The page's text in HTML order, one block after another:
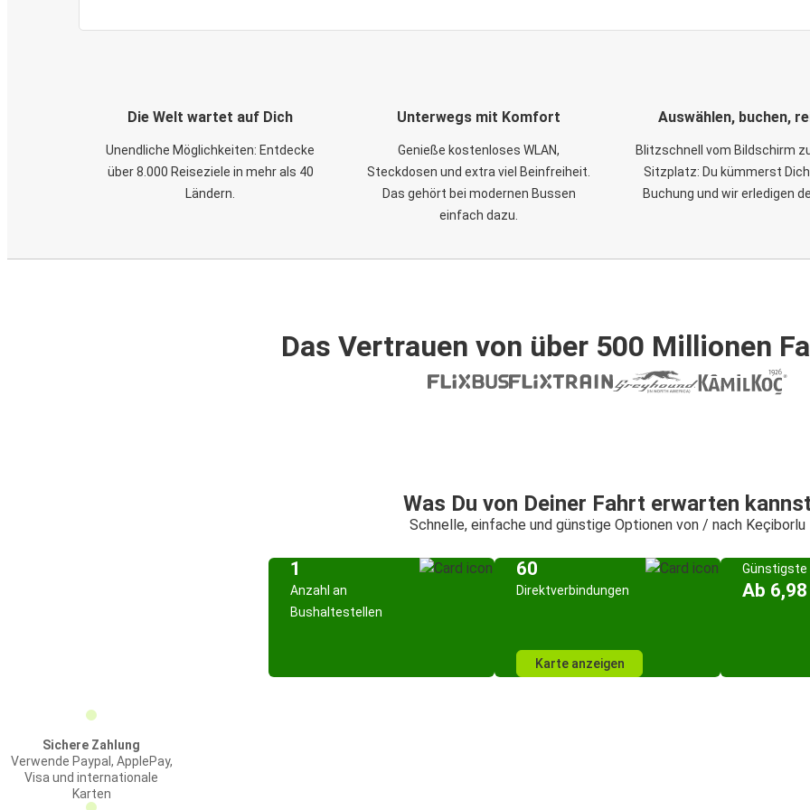
Die Welt wartet auf Dich
Unendliche Möglichkeiten: Entdecke
über 8.000 Reiseziele in mehr als 40
Ländern.
Unterwegs mit Komfort
Genieße kostenloses WLAN,
Steckdosen und extra viel Beinfreiheit.
Das gehört bei modernen Bussen
einfach dazu.
Auswählen, buchen,
Blitzschnell vom Bildschirm
Sitzplatz: Du kümmerst
Buchung und wir erledigen
Das Vertrauen von über 500 Millionen
Was Du von Deiner Fahrt erwarten kannst
Schnelle, einfache und günstige Optionen von / nach Keçiborlu
1
Anzahl an
Bushaltestellen
60
Direktverbindungen
Karte anzeigen
Günstigste
Ab
Sichere Zahlung
Verwende Paypal, ApplePay,
Visa und internationale
Karten